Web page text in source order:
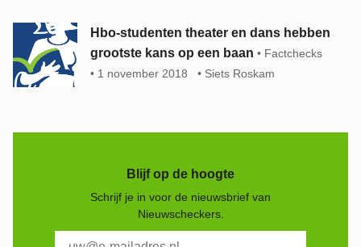
Hbo-studenten theater en dans hebben
grootste kans op een baan
Factchecks
1 november 2018
Siets Roskam
Blijf op de hoogte
Schrijf je in voor de nieuwsbrief van
Nieuwscheckers.